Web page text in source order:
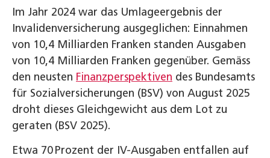
Im Jahr 2024 war das Umlageergebnis der
Invalidenversicherung ausgeglichen: Einnahmen
von 10,4 Milliarden Franken standen Ausgaben
von 10,4 Milliarden Franken gegenüber. Gemäss
den neusten Finanzperspektiven des Bundesamts
für Sozialversicherungen (BSV) von August 2025
droht dieses Gleichgewicht aus dem Lot zu
geraten (BSV 2025).
Etwa 70 Prozent der IV-Ausgaben entfallen auf